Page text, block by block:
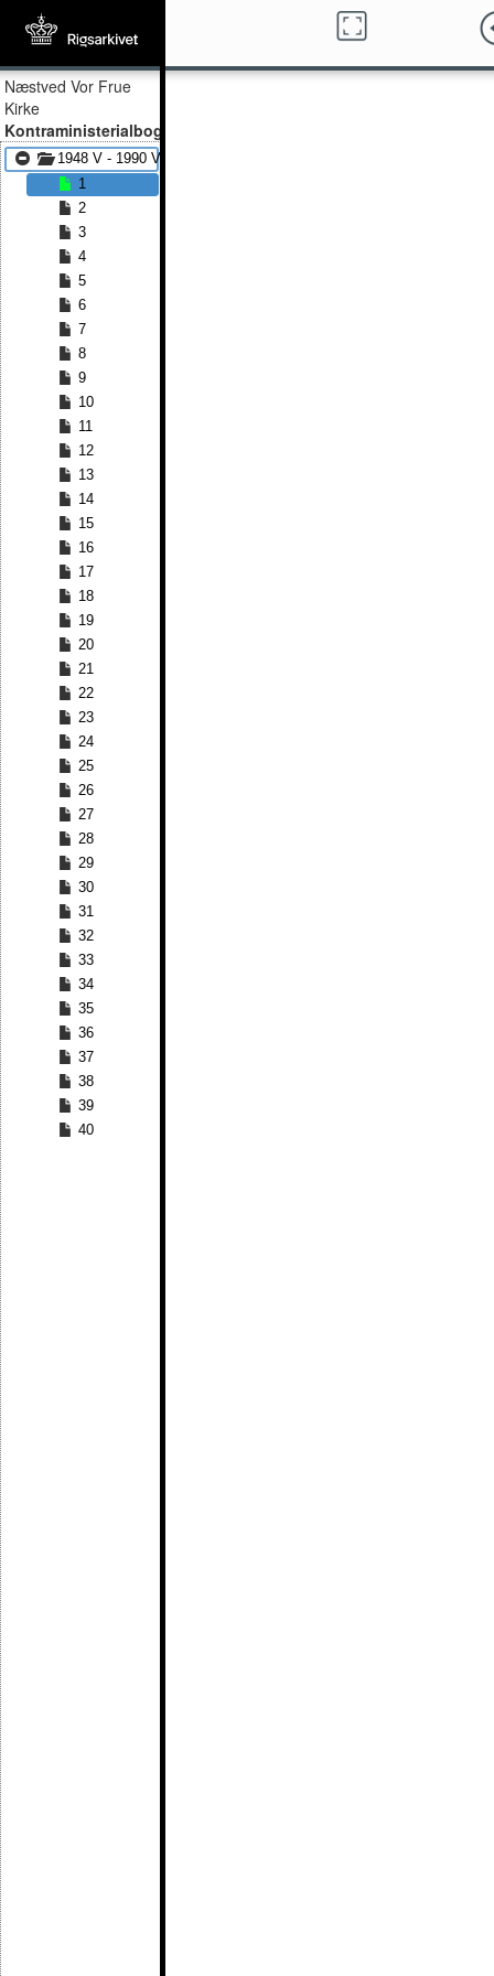
Næstved Vor Frue
Kirke
Kontraministerialbog
1948 V - 1990 V
1
2
3
4
5
6
7
8
9
10
11
12
13
14
15
16
17
18
19
20
21
22
23
24
25
26
27
28
29
30
31
32
33
34
35
36
37
38
39
40